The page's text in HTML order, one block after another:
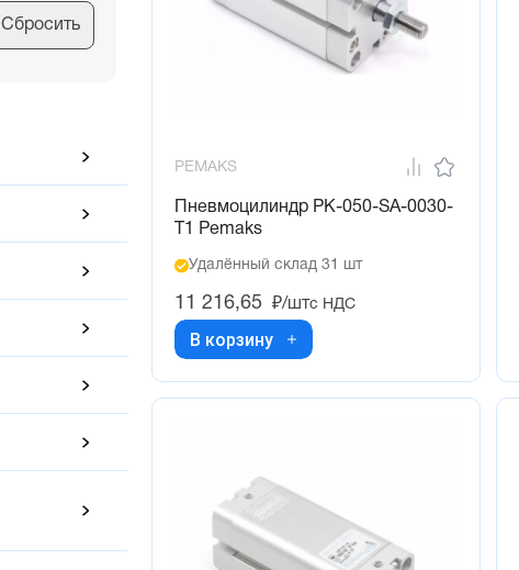
Сбросить
PEMAKS
Пневмоцилиндр PK-050-SA-0030-
T1 Pemaks
Удалённый склад 31 шт
11 216,65 ₽/штс НДС
В корзину